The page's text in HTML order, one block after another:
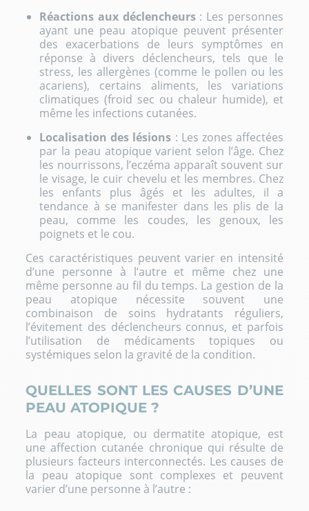
Réactions aux déclencheurs: Les personnes
ayant une peau atopique peuvent présenter
des exacerbations de leurs symptômes en
réponse à divers déclencheurs, tels que le
stress, les allergènes (comme le pollen ou les
acariens), certains aliments, les variations
climatiques (froid sec ou chaleur humide), et
même les infections cutanées.
Localisation des lésions : Les zones affectées
par la peau atopique varient selon l’âge. Chez
les nourrissons, l’eczéma apparaît souvent sur
le visage, le cuir chevelu et les membres. Chez
les enfants plus âgés et les adultes, il a
tendance à se manifester dans les plis de la
peau, comme les coudes, les genoux, les
poignets et le cou.
Ces caractéristiques peuvent varier en intensité
d’une personne à l’autre et même chez une
même personne au fil du temps. La gestion de la
peau atopique nécessite souvent une
combinaison de soins hydratants réguliers,
l’évitement des déclencheurs connus, et parfois
l’utilisation de médicaments topiques ou
systémiques selon la gravité de la condition.
QUELLES SONT LES CAUSES D’UNE
PEAU ATOPIQUE ?
La peau atopique, ou dermatite atopique, est
une affection cutanée chronique qui résulte de
plusieurs facteurs interconnectés. Les causes de
la peau atopique sont complexes et peuvent
varier d’une personne à l’autre :